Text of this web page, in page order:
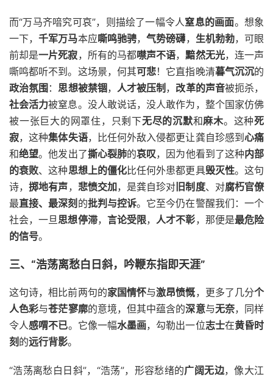
而“万马齐喑究可哀”，则描绘了一幅令人窒息的画面。想象
一下，千军万马本应嘶鸣驰骋，气势磅礴， 生机勃勃，可眼
前却是一片死寂，所有的马都噤声不语，黯然无光，连一声
嘶鸣都听不到。这场景，何其可悲！它直指晚清暮气沉沉的
政治氛围 ：思想被禁锢 ， 人才被压制 ， 改革的声音被扼杀，
社会活力被窒息。没人敢说话，没人敢作为，整个国家仿佛
被一张巨大的网罩住，只剩下无尽的沉默和麻木。这种死
寂，这种集体失语，比任何外敌入侵都更让龚自珍感到 心痛
和绝望。他发出了撕心裂肺的哀叹，因为他看到了这种内部
的衰败、这种思想上的僵化比任何外患都更具毁灭性。这句
诗，掷地有声， 悲愤交加，是龚自珍对 旧制度、对腐朽官僚
最直接、最深刻 的批判与控诉。它至今仍在警醒我们：一个
社会，一旦思想停滞， 言论受限，人才不彰，那便是最危险
的信号。
三、“浩荡离愁白日斜，吟鞭东指即天涯”
这句诗，相比前两句的家国情怀与激昂愤慨，更多了几分个
人色彩与苍茫寥廓的意境，但其中蕴含的深意与无奈，同样
令人感喟不已。它像一幅水墨画，勾勒出一位志士在黄昏时
刻 的远行背影。
“浩荡离愁白日斜”，“浩荡”，形容愁绪的广阔无边，像大江